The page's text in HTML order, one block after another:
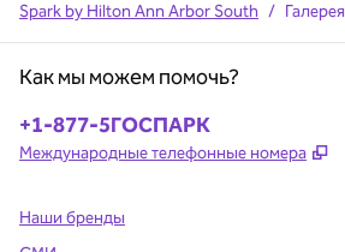
Spark by Hilton Ann Arbor South / Галерея
Как мы можем помочь?
Телефон:
+1-877-5ГОСПАРК
Международные телефонные номера ,
Наши бренды